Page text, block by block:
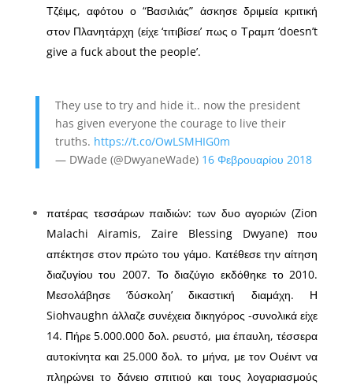
Τζέιμς, αφότου ο “Βασιλιάς” άσκησε δριμεία κριτική
στον Πλανητάρχη (είχε ‘τιτιβίσει’ πως ο Τραμπ ‘doesn’t
give a fuck about the people’.
They use to try and hide it.. now the president
has given everyone the courage to live their
truths. https://t.co/OwLSMHIG0m
— DWade (@DwyaneWade) 16 Φεβρουαρίου 2018
πατέρας τεσσάρων παιδιών: των δυο αγοριών (Zion
Malachi Airamis, Zaire Blessing Dwyane) που
απέκτησε στον πρώτο του γάμο. Κατέθεσε την αίτηση
διαζυγίου του 2007. Το διαζύγιο εκδόθηκε το 2010.
Μεσολάβησε ‘δύσκολη’ δικαστική διαμάχη. Η
Siohvaughn άλλαζε συνέχεια δικηγόρος -συνολικά είχε
14. Πήρε 5.000.000 δολ. ρευστό, μια έπαυλη, τέσσερα
αυτοκίνητα και 25.000 δολ. το μήνα, με τον Ουέιντ να
πληρώνει το δάνειο σπιτιού και τους λογαριασμούς